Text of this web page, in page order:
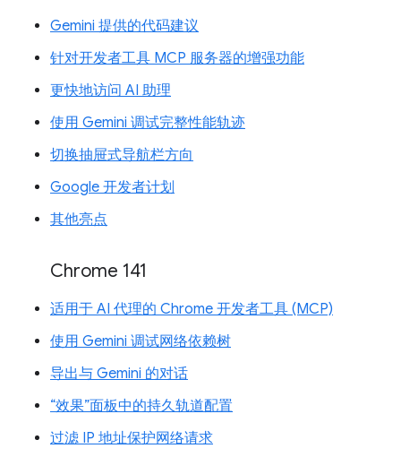
Gemini 提供的代码建议
针对开发者工具 MCP 服务器的增强功能
更快地访问 AI 助理
使用 Gemini 调试完整性能轨迹
切换抽屉式导航栏方向
Google 开发者计划
其他亮点
Chrome 141
适用于 AI 代理的 Chrome 开发者工具 (MCP)
使用 Gemini 调试网络依赖树
导出与 Gemini 的对话
“效果”面板中的持久轨道配置
过滤 IP 地址保护网络请求